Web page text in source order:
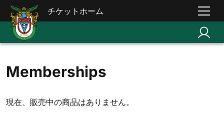
チケットホーム
Memberships
現在、販売中の商品はありません。